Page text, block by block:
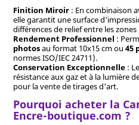
Finition Miroir: En combinaison
elle garantit une surface
différences de relief entre les
Rendement Professionnel :
photosau format 10x15 cm ou 45
normes ISO/IEC 24711).
Conservation Exceptionnelle:
résistance aux gaz et à la lumière
pour la vente de tirages d'art.
Pourquoi acheter la
Encre-boutique.com ?